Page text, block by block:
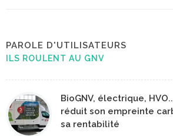
PAROLE D'UTILISATEURS
ILS ROULENT AU GNV
BioGNV, électrique,
réduit son empreinte
sa rentabilité